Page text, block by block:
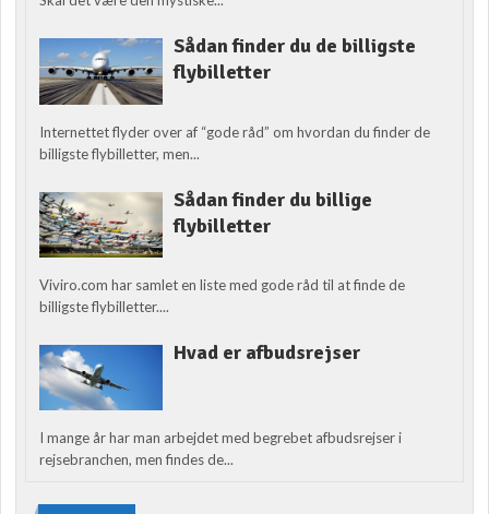
Sådan finder du de billigste
flybilletter
Internettet flyder over af “gode råd” om hvordan du finder de
billigste flybilletter, men...
Sådan finder du billige
flybilletter
Viviro.com har samlet en liste med gode råd til at finde de
billigste flybilletter....
Hvad er afbudsrejser
I mange år har man arbejdet med begrebet afbudsrejser i
rejsebranchen, men findes de...